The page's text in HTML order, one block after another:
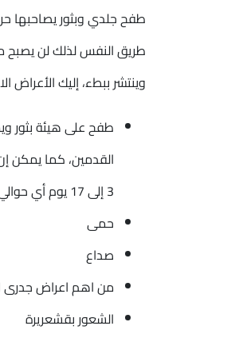
طفح جلدي وبثور يصاحبها
طريق النفس لذلك لن يصبح
وينتشر ببطء، إليك الأعراض
طفح على هيئة بثور
القدمين، كما يمكن
3 إلى 17 يوم أي حوالي أسبوعين وقد تطول إلى شهر كامل
حمى
صداع
من اهم اعراض جدرى
الشعور بقشعريرة